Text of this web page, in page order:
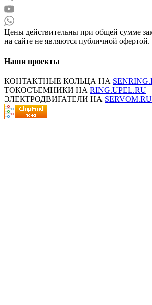
Цены действительны при общей сумме
на сайте не являются публичной офертой.
Наши проекты
КОНТАКТНЫЕ КОЛЬЦА НА
ТОКОСЪЕМНИКИ НА RING.UPEL.RU
ЭЛЕКТРОДВИГАТЕЛИ НА SERVOM.RU